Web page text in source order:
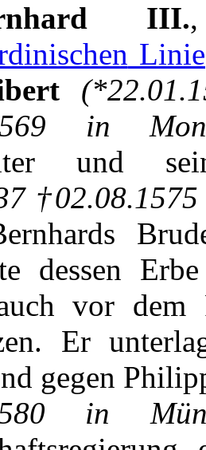
III.
Linie
in
und
dessen
Erbe
vor dem
. Er
gegen
in